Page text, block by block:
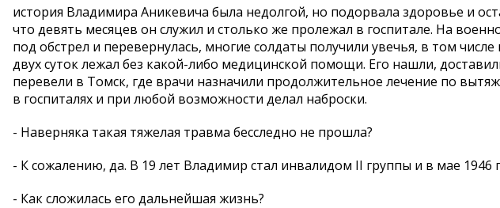
история Владимира Аникевича была недолгой, но подорвала здоровье и
что девять месяцев он служил и столько же пролежал в госпитале. На
под обстрел и перевернулась, многие солдаты получили увечья, в том
двух суток лежал без какой-либо медицинской помощи. Его нашли,
перевели в Томск, где врачи назначили продолжительное лечение по
в госпиталях и при любой возможности делал наброски.
- Наверняка такая тяжелая травма бесследно не прошла?
- К сожалению, да. В 19 лет Владимир стал инвалидом II группы и в мае 1946
- Как сложилась его дальнейшая жизнь?